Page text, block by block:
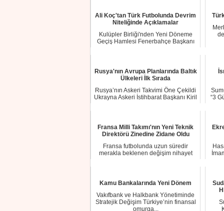
Ali Koç'tan Türk Futbolunda Devrim
Niteliğinde Açıklamalar
Kulüpler Birliği'nden Yeni Döneme
Geçiş Hamlesi Fenerbahçe Başkanı
Rusya'nın Avrupa Planlarında Baltık
Ülkeleri İlk Sırada
Rusya’nın Askeri Takvimi Öne Çekildi
Ukrayna Askeri İstihbarat Başkanı Kiril
“3
Fransa Milli Takımı'nın Yeni Teknik
Direktörü Zinedine Zidane Oldu
Fransa futbolunda uzun süredir
merakla beklenen değişim nihayet
Kamu Bankalarında Yeni Dönem
Vakıfbank ve Halkbank Yönetiminde
Stratejik Değişim Türkiye’nin finansal
omurga...